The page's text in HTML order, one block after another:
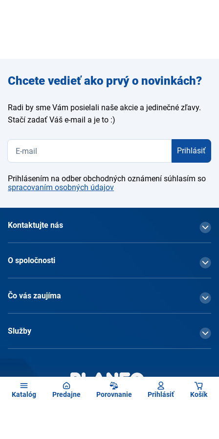
Katalóg Predajne Porovnanie Prihlásiť Košík
Zadajte
e-mail
Chcete vedieť ako prvý o novinkách?
Radi by sme Vám posielali naše akcie a jedinečné zľavy.
Stačí zadať Váš e-mail a je to :)
Prihlásiť
Prihlásením na odber obchodných oznámení súhlasím so
spracovaním osobných údajov
Kontaktujte nás
O spoločnosti
Čo vás zaujíma
Služby